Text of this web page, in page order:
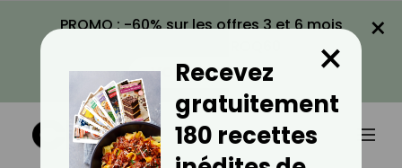
PROMO : -60% sur les offres 3 et 6 mois
VOIR LA PROMO
×
Recevez
gratuitement
180 recettes
×